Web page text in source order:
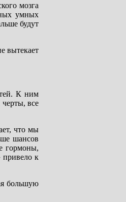
мозга
умных
будут
вытекает
К ним
черты, все
что мы
шансов
гормоны,
привело к
большую